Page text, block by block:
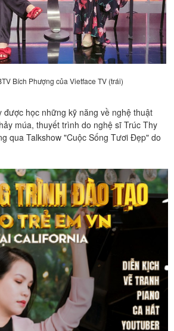
Bích Phượng của Vietface TV (trái)
được học những kỹ năng về nghệ thuật
múa, thuyết trình do nghệ sĩ Trúc Thy
qua Talkshow "Cuộc Sống Tươi Đẹp" do